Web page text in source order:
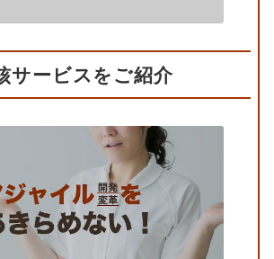
サービスをご紹介